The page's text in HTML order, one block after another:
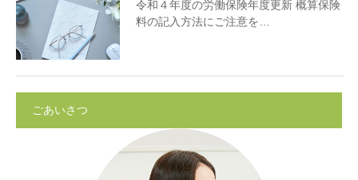
令和４年度の労働保険年度更新 概算保険
料の記入方法にご注意を…
ごあいさつ